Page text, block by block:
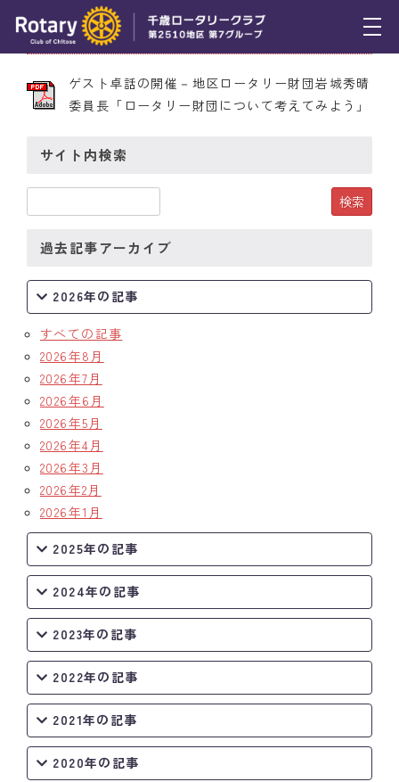
トピックス
例会報告
活動報告
理事会報告
木曜会
組織図
クラブのあゆみ
クラブの歴史
歴代会長・幹事
記念誌
案内
例会場・事務局の案内
リンク集
情報公開
入会のご案内
2009年12月10日 第1988号
ゲスト卓話の開催－地区ロータリー財団岩城秀晴
委員長「ロータリー財団について考えてみよう」
サイト内検索
過去記事アーカイブ
2026年の記事
すべての記事
2026年8月
2026年7月
2026年6月
2026年5月
2026年4月
2026年3月
2026年2月
2026年1月
2025年の記事
2024年の記事
2023年の記事
2022年の記事
2021年の記事
2020年の記事